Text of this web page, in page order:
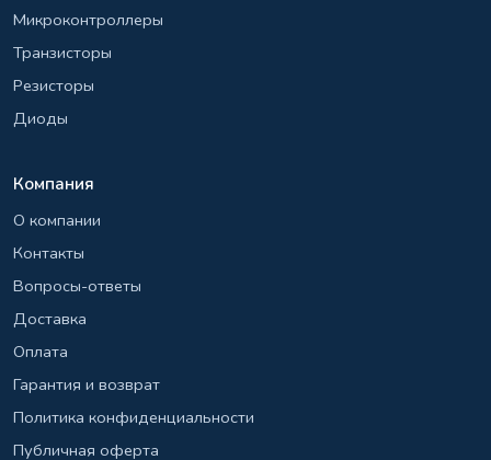
Микроконтроллеры
Транзисторы
Резисторы
Диоды
Компания
О компании
Контакты
Вопросы-ответы
Доставка
Оплата
Гарантия и возврат
Политика конфиденциальности
Публичная оферта